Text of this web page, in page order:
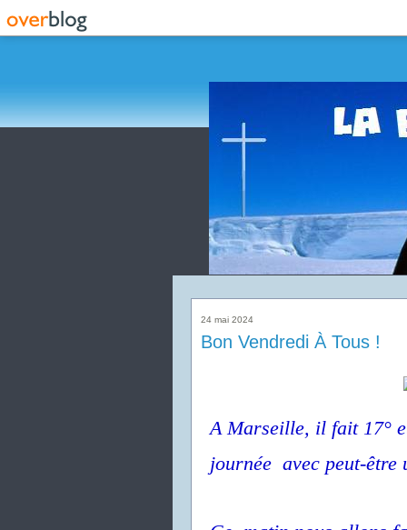
24 mai 2024
Bon Vendredi À Tous !
A Marseille, il fait 17°
journée avec peut-être